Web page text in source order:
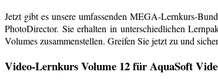
Jetzt gibt es unsere umfassenden MEGA-Lernkurs-
PhotoDirector. Sie erhalten in unterschiedlichen
Volumes zusammenstellen. Greifen Sie jetzt zu und
Video-Lernkurs Volume 12 für AquaSoft